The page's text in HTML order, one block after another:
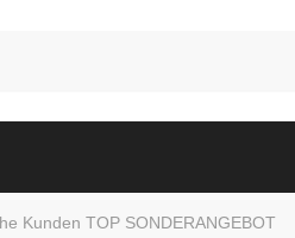
Kunden TOP SONDERANGEBOT